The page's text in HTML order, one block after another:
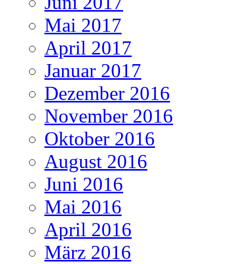
Mai 2017
April 2017
Januar 2017
Dezember 2016
November 2016
Oktober 2016
August 2016
Juni 2016
Mai 2016
April 2016
März 2016